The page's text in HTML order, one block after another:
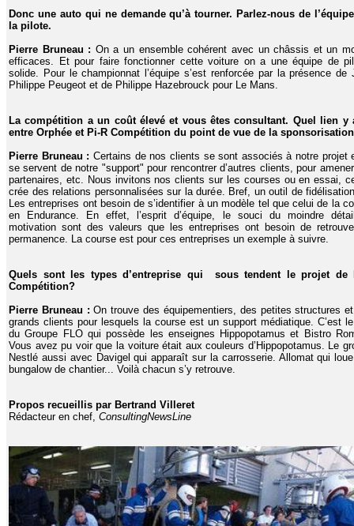
Donc une auto qui ne demande qu’à tourner. Parlez-nous de
la pilote.
Pierre Bruneau : On a un ensemble cohérent avec un châssis et un
efficaces. Et pour faire fonctionner cette voiture on a une équipe de
solide. Pour le championnat l’équipe s’est renforcée par la présence de
Philippe Peugeot et de Philippe Hazebrouck pour Le Mans.
La compétition a un coût élevé et vous êtes consultant. Quel lien y
entre Orphée et Pi-R Compétition du point de vue de la
Pierre Bruneau : Certains de nos clients se sont associés à notre projet
se servent de notre "support" pour rencontrer d’autres clients, pour
partenaires, etc. Nous invitons nos clients sur les courses ou en essai,
crée des relations personnalisées sur la durée. Bref, un outil de
Les entreprises ont besoin de s’identifier à un modèle tel que celui de la
en Endurance. En effet, l’esprit d’équipe, le souci du moindre
motivation sont des valeurs que les entreprises ont besoin de
permanence. La course est pour ces entreprises un exemple à suivre.
Quels sont les types d’entreprise qui sous tendent le projet de
Compétition?
Pierre Bruneau :On trouve des équipementiers, des petites structures
grands clients pour lesquels la course est un support médiatique. C’est
du Groupe FLO qui possède les enseignes Hippopotamus et Bistro
Vous avez pu voir que la voiture était aux couleurs d’Hippopotamus. Le
Nestlé aussi avec Davigel qui apparaît sur la carrosserie. Allomat qui
bungalow de chantier... Voilà chacun s’y retrouve.
Propos recueillis par Bertrand Villeret
Rédacteur en chef, ConsultingNewsLine